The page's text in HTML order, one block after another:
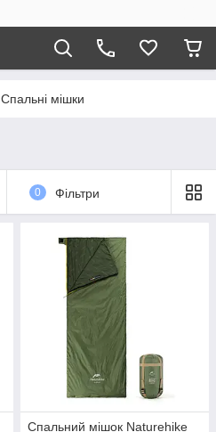
Спальні мішки
0 Фільтри
Спальний мішок Naturehike